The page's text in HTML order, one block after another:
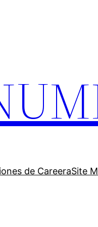
de CareeraSite